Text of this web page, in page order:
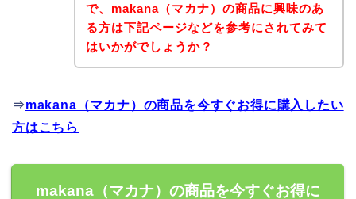
で、makana（マカナ）の商品に興味のあ
る方は下記ページなどを参考にされてみて
はいかがでしょうか？
⇒makana（マカナ）の商品を今すぐお得に購入したい
方はこちら
makana（マカナ）の商品を今すぐお得に